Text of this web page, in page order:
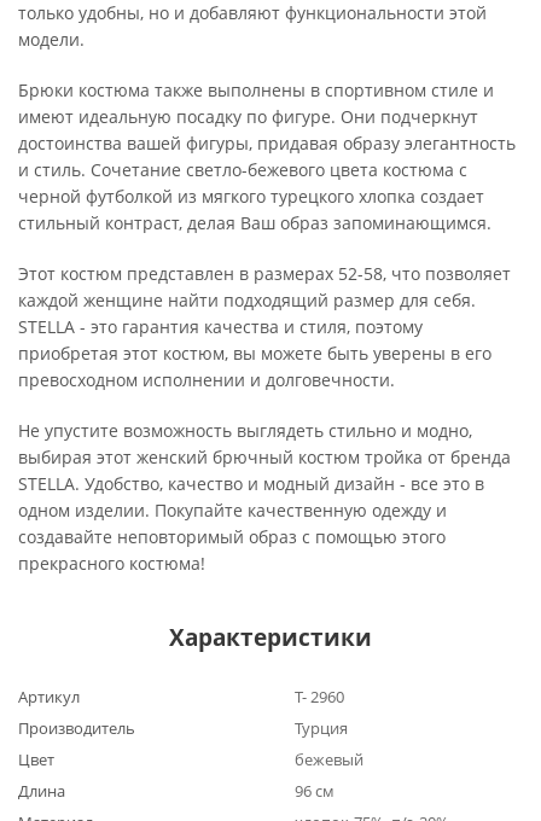
только удобны, но и добавляют функциональности этой
модели.
Брюки костюма также выполнены в спортивном стиле и
имеют идеальную посадку по фигуре. Они подчеркнут
достоинства вашей фигуры, придавая образу элегантность
и стиль. Сочетание светло-бежевого цвета костюма с
черной футболкой из мягкого турецкого хлопка создает
стильный контраст, делая Ваш образ запоминающимся.
Этот костюм представлен в размерах 52-58, что позволяет
каждой женщине найти подходящий размер для себя.
STELLA - это гарантия качества и стиля, поэтому
приобретая этот костюм, вы можете быть уверены в его
превосходном исполнении и долговечности.
Не упустите возможность выглядеть стильно и модно,
выбирая этот женский брючный костюм тройка от бренда
STELLA. Удобство, качество и модный дизайн - все это в
одном изделии. Покупайте качественную одежду и
создавайте неповторимый образ с помощью этого
прекрасного костюма!
Характеристики
Артикул
Т- 2960
Производитель
Турция
Цвет
бежевый
Длина
96 см